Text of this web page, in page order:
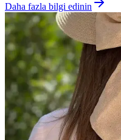
Daha fazla bilgi edinin